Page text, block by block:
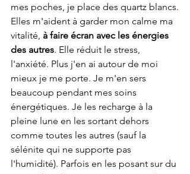
mes poches, je place des quartz blancs.
Elles m'aident à garder mon calme ma
vitalité, à faire écran avec les énergies
des autres. Elle réduit le stress,
l'anxiété. Plus j'en ai autour de moi
mieux je me porte. Je m'en sers
beaucoup pendant mes soins
énergétiques. Je les recharge à la
pleine lune en les sortant dehors
comme toutes les autres (sauf la
sélénite qui ne supporte pas
l'humidité). Parfois en les posant sur du